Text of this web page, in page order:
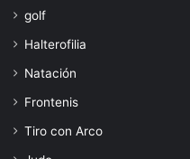
golf
Halterofilia
Natación
Frontenis
Tiro con Arco